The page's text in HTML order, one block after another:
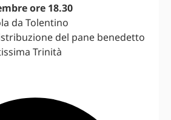
ore 18.30
da Tolentino
del pane benedetto
Trinità